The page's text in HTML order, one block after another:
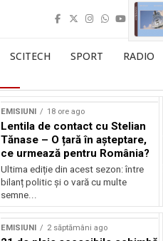
SCITECH SPORT RADIO
EMISIUNI 18 ore ago
Lentila de contact cu Stelian
Tănase – O țară în așteptare,
ce urmează pentru România?
Ultima ediție din acest sezon: între
bilanț politic și o vară cu multe
semne...
EMISIUNI 2 săptămâni ago